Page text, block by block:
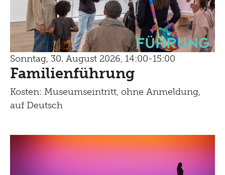
Führung
Sonntag, 30. August 2026, 14:00-15:00
Familienführung
Kosten: Museumseintritt, ohne Anmeldung,
auf Deutsch